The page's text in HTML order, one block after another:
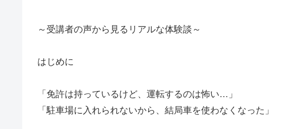
～受講者の声から見るリアルな体験談～
はじめに
「免許は持っているけど、運転するのは怖い…」
「駐車場に入れられないから、結局車を使わなくなった」